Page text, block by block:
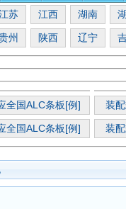
苏 江西 湖南
州 陕西 辽宁
全国ALC条板[例] 装
全国ALC条板[例] 装